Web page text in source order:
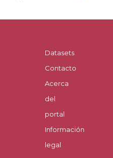
Datasets
Contacto
Acerca
del
portal
Información
legal